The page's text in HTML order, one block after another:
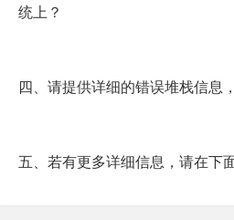
统上？
四、请提供详细的错误堆栈信息
五、若有更多详细信息，请在下面